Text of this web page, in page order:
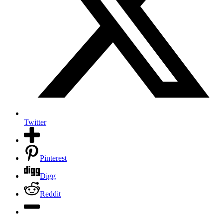
Twitter
Pinterest
Digg
Reddit